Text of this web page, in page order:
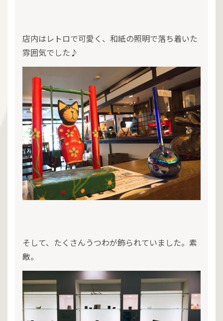
店内はレトロで可愛く、和紙の照明で落ち着いた
雰囲気でした♪
そして、たくさんうつわが飾られていました。素
敵。